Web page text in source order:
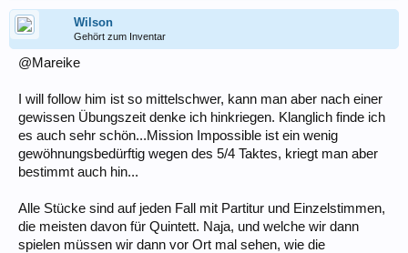
Wilson
Gehört zum Inventar
@Mareike
I will follow him ist so mittelschwer, kann man aber nach einer
gewissen Übungszeit denke ich hinkriegen. Klanglich finde ich
es auch sehr schön...Mission Impossible ist ein wenig
gewöhnungsbedürftig wegen des 5/4 Taktes, kriegt man aber
bestimmt auch hin...
Alle Stücke sind auf jeden Fall mit Partitur und Einzelstimmen,
die meisten davon für Quintett. Naja, und welche wir dann
spielen müssen wir dann vor Ort mal sehen, wie die